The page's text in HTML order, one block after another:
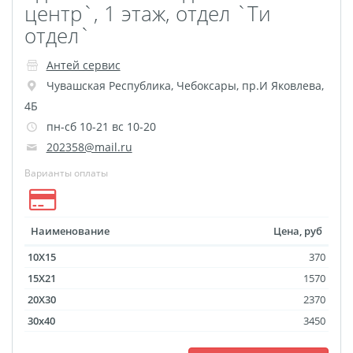
Оживающий магнит
Оживающий холст
Оживающая кружка
Оживающий брелок
Оживающая детская
метрика
Оживающая открытка
Оживающий
фотоколлаж
Оживающий
бессмертный полк
Оживающие грамоты
Оживающий пазл
Оживающий фотокубик
центр`, 1 этаж, отдел `Ти
отдел`
Антей сервис
Чувашская Республика, Чебоксары, пр.И Яковлева,
4Б
пн-сб 10-21 вс 10-20
202358@mail.ru
Варианты оплаты
Наименование
Цена, руб
10X15
370
15X21
1570
20X30
2370
30x40
3450